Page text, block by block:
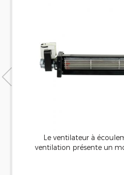
Le ventilateur à
ventilation présente un